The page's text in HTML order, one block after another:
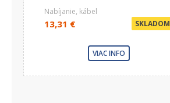
Nabíjanie, kábel
13,31 € SKLADOM
VIAC INFO